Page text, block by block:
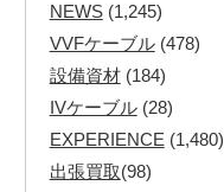
NEWS(1,245)
VVFケーブル(478)
設備資材(184)
IVケーブル(28)
EXPERIENCE (1,480)
出張買取(98)